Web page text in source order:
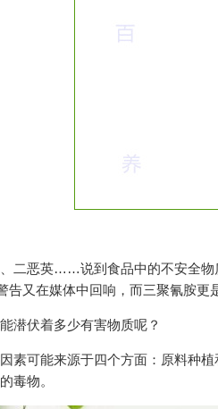
二恶英……说到食品中的不安全
告又在媒体中回响，而三聚氰胺更
潜伏着多少有害物质呢？
素可能来源于四个方面：原料种
毒物。